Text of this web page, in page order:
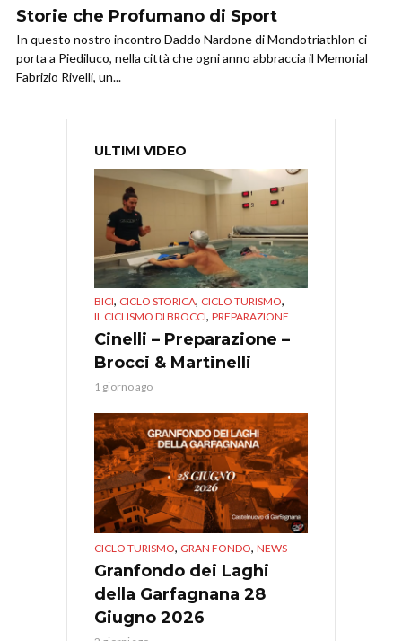
Storie che Profumano di Sport
In questo nostro incontro Daddo Nardone di Mondotriathlon ci
porta a Piediluco, nella città che ogni anno abbraccia il Memorial
Fabrizio Rivelli, un...
ULTIMI VIDEO
BICI, CICLO STORICA, CICLO TURISMO,
IL CICLISMO DI BROCCI, PREPARAZIONE
Cinelli – Preparazione –
Brocci & Martinelli
1 giorno ago
CICLO TURISMO, GRAN FONDO, NEWS
Granfondo dei Laghi
della Garfagnana 28
Giugno 2026